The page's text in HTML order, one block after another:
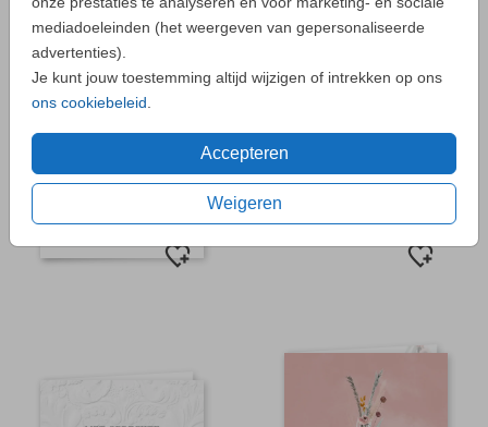
mediadoeleinden (het weergeven van gepersonaliseerde
advertenties).
Je kunt jouw toestemming altijd wijzigen of intrekken op ons
ons cookiebeleid
Accepteren
Weigeren